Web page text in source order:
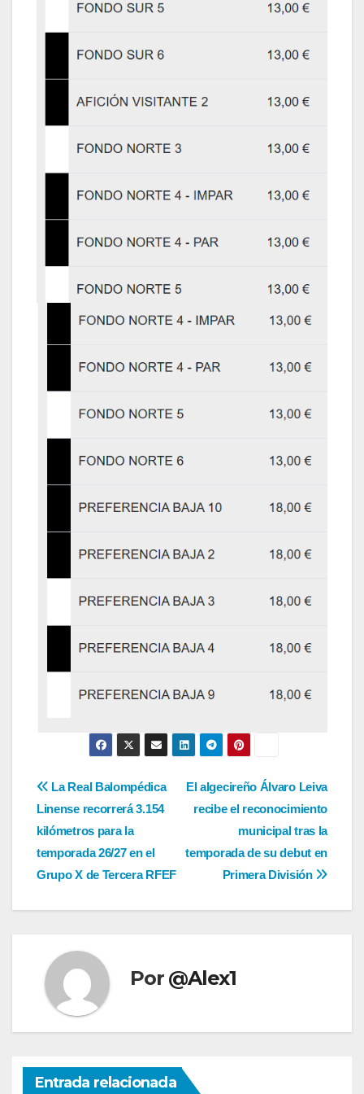
Navegación
de
entradas
El algecireño Álvaro Leiva
recibe el reconocimiento
municipal tras la
temporada de su debut en
Primera División
La Real Balompédica
Linense recorrerá 3.154
kilómetros para la
temporada 26/27 en el
Grupo X de Tercera RFEF
Por @Alex1
Entrada relacionada